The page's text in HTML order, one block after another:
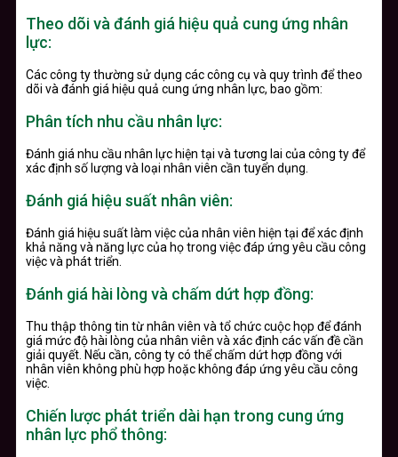
Theo dõi và đánh giá hiệu quả cung ứng nhân
lực:
Các công ty thường sử dụng các công cụ và quy trình để theo
dõi và đánh giá hiệu quả cung ứng nhân lực, bao gồm:
Phân tích nhu cầu nhân lực:
Đánh giá nhu cầu nhân lực hiện tại và tương lai của công ty để
xác định số lượng và loại nhân viên cần tuyển dụng.
Đánh giá hiệu suất nhân viên:
Đánh giá hiệu suất làm việc của nhân viên hiện tại để xác định
khả năng và năng lực của họ trong việc đáp ứng yêu cầu công
việc và phát triển.
Đánh giá hài lòng và chấm dứt hợp đồng:
Thu thập thông tin từ nhân viên và tổ chức cuộc họp để đánh
giá mức độ hài lòng của nhân viên và xác định các vấn đề cần
giải quyết. Nếu cần, công ty có thể chấm dứt hợp đồng với
nhân viên không phù hợp hoặc không đáp ứng yêu cầu công
việc.
Chiến lược phát triển dài hạn trong cung ứng
nhân lực phổ thông: